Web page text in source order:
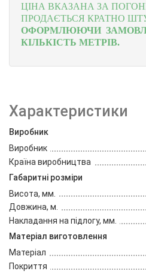
ЦІНА ВКАЗАНА ЗА
ПРОДАЄТЬСЯ КРАТНО
ОФОРМЛЮЮЧИ
КІЛЬКІСТЬ МЕТРІВ.
Характеристики
Виробник
Виробник
Країна виробництва
Габаритні розміри
Висота, мм.
Довжина, м.
Накладання на підлогу, мм.
Матеріал виготовлення
Матеріал
Покриття